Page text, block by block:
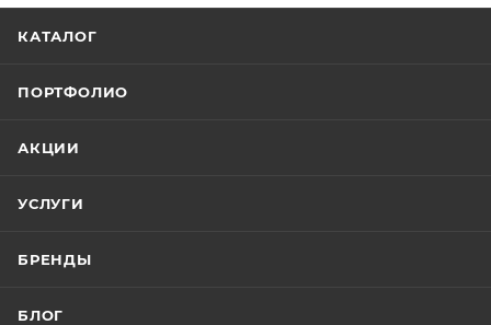
КАТАЛОГ
ПОРТФОЛИО
АКЦИИ
УСЛУГИ
БРЕНДЫ
БЛОГ